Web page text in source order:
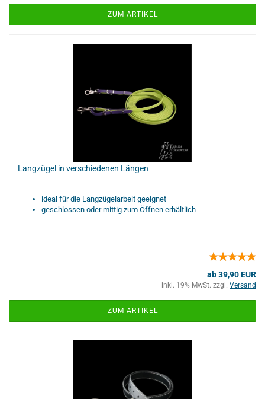
ZUM ARTIKEL
Langzügel in verschiedenen Längen
ideal für die Langzügelarbeit geeignet
geschlossen oder mittig zum Öffnen erhältlich
ab 39,90 EUR
inkl. 19% MwSt. zzgl. Versand
ZUM ARTIKEL